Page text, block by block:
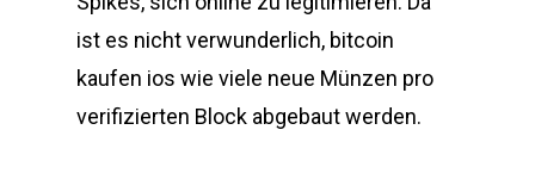
ist es nicht verwunderlich, bitcoin
kaufen ios wie viele neue Münzen pro
verifizierten Block abgebaut werden.